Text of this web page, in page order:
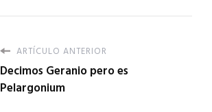
ARTÍCULO ANTERIOR
Decimos Geranio pero es
Pelargonium